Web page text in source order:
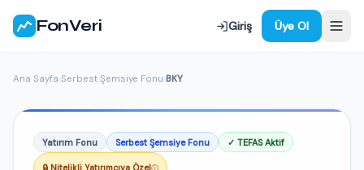
FonVeri Giriş Üye Ol
Ana Sayfa›Serbest Şemsiye Fonu›BKY
Yatırım Fonu Serbest Şemsiye Fonu ✓ TEFAS Aktif
ⓘ